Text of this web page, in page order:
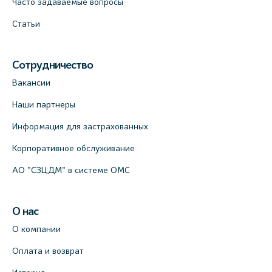
Статьи
Сотрудничество
Вакансии
Наши партнеры
Информация для застрахованных
Корпоративное обслуживание
АО "СЗЦДМ" в системе ОМС
О нас
О компании
Оплата и возврат